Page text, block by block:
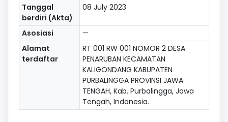
Tanggal
berdiri (Akta)
08 July 2023
Asosiasi
—
Alamat
terdaftar
RT 001 RW 001 NOMOR 2 DESA
PENARUBAN KECAMATAN
KALIGONDANG KABUPATEN
PURBALINGGA PROVINSI JAWA
TENGAH, Kab. Purbalingga, Jawa
Tengah, Indonesia.